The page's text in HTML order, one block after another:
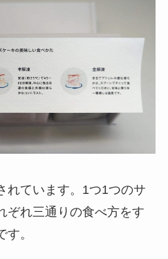
れています。1つ1つのサ
ぞれ三通りの食べ方をす
。